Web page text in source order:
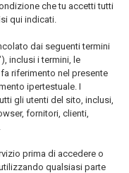
che tu accetti tutti
qui indicati.
dai seguenti termini
inclusi i termini, le
riferimento nel presente
ipertestuale. I
gli utenti del sito, inclusi,
fornitori, clienti,
prima di accedere o
qualsiasi parte